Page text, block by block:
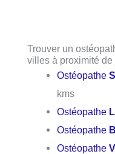
Trouver un
villes à proximité de
Ostéopathe
kms
Ostéopathe
Ostéopathe
Ostéopathe